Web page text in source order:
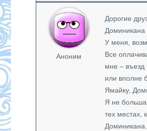
Аноним
Дорогие
У меня,
Все
мне – въезд
или вполне
Ямайку,
Я не
тех местах,